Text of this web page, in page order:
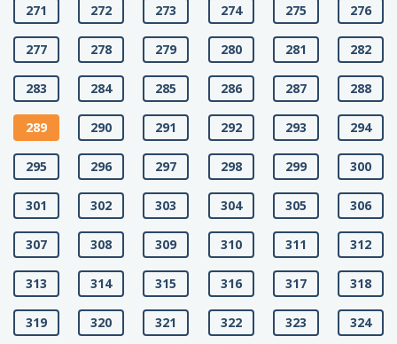
271 272 273 274 275 276
277 278 279 280 281 282
283 284 285 286 287 288
289 290 291 292 293 294
295 296 297 298 299 300
301 302 303 304 305 306
307 308 309 310 311 312
313 314 315 316 317 318
319 320 321 322 323 324